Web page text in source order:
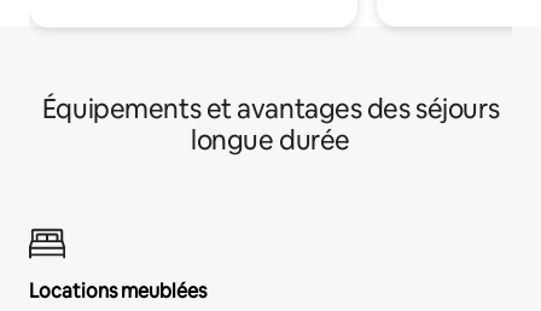
Équipements et avantages des séjours
longue durée
Locations meublées